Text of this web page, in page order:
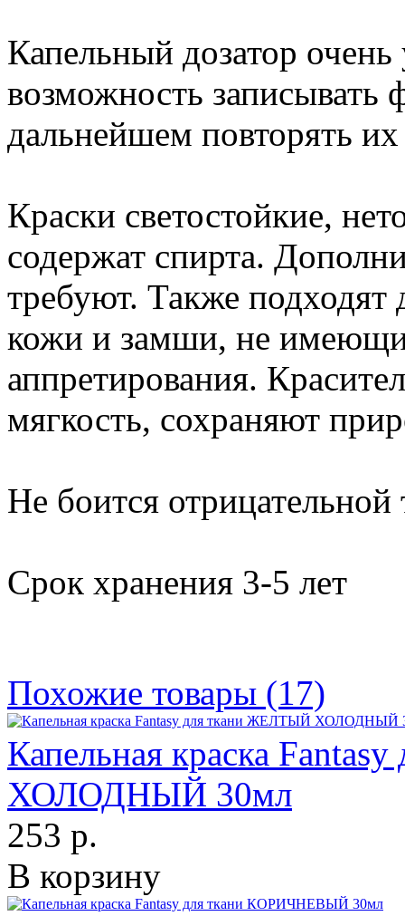
Капельный дозатор
возможность записывать
дальнейшем повторять
Краски светостойкие,
содержат спирта.
требуют. Также подходят
кожи и замши, не
аппретирования.
мягкость, сохраняют
Не боится
Срок хранения 3-5 лет
Похожие товары (17)
Капельная краска
ХОЛОДНЫЙ 30мл
253 р.
В корзину